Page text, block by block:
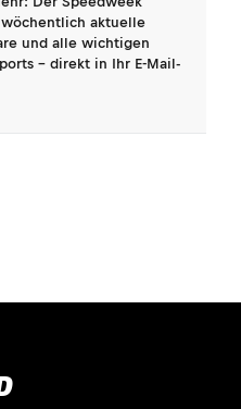
aktuelle
und alle wichtigen
- direkt in Ihr E-Mail-